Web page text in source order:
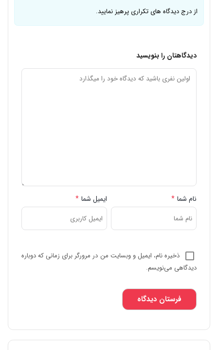
از درج دیدگاه های تکراری پرهیز نمایید.
دیدگاهتان را بنویسید
نام شما * ایمیل شما *
ذخیره نام، ایمیل و وبسایت من در مرورگر برای زمانی که دوباره
دیدگاهی می‌نویسم.